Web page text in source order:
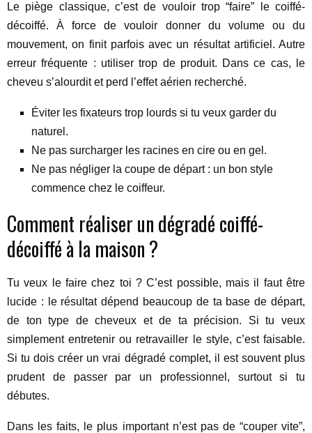
Le piège classique, c’est de vouloir trop “faire” le coiffé-
décoiffé. À force de vouloir donner du volume ou du
mouvement, on finit parfois avec un résultat artificiel. Autre
erreur fréquente : utiliser trop de produit. Dans ce cas, le
cheveu s’alourdit et perd l’effet aérien recherché.
Éviter les fixateurs trop lourds si tu veux garder du
naturel.
Ne pas surcharger les racines en cire ou en gel.
Ne pas négliger la coupe de départ : un bon style
commence chez le coiffeur.
Comment réaliser un dégradé coiffé-
décoiffé à la maison ?
Tu veux le faire chez toi ? C’est possible, mais il faut être
lucide : le résultat dépend beaucoup de ta base de départ,
de ton type de cheveux et de ta précision. Si tu veux
simplement entretenir ou retravailler le style, c’est faisable.
Si tu dois créer un vrai dégradé complet, il est souvent plus
prudent de passer par un professionnel, surtout si tu
débutes.
Dans les faits, le plus important n’est pas de “couper vite”,